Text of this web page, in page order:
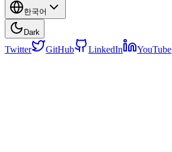
한국어
Dark
Twitter GitHub LinkedIn YouTube